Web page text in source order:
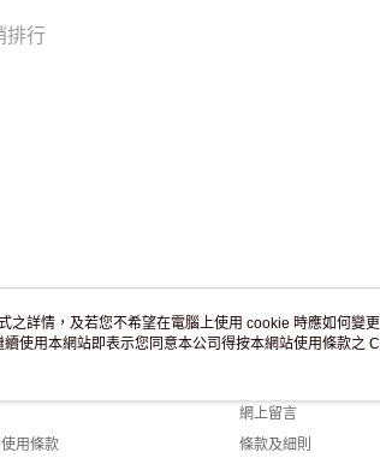
排行
用條款
客戶服務
網上留言
條款及細則
詳情，及若您不希望在電腦上使用 cookie 時應如何變
續使用本網站即表示您同意本公司得按本網站使用條款之